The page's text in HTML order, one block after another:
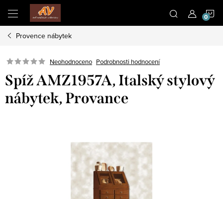
obsah
Provence nábytek
Neohodnoceno Podrobnosti hodnocení
Spíž AMZ1957A, Italský stylový
nábytek, Provance